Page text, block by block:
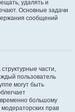
удалять и
Основные задачи
сообщений
части,
пользователь
могут быть
большому
прав